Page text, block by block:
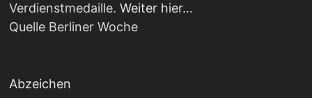
Verdienstmedaille. Weiter hier…
Quelle Berliner Woche
Abzeichen